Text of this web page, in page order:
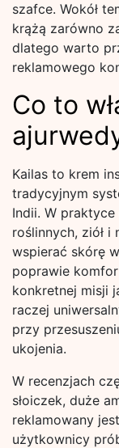
szafce. Wokół
krążą zarówno
dlatego warto
reklamowego
Co to
Kailas to krem
tradycyjnym
Indii. W praktyce
roślinnych, ziół
wspierać skórę
poprawie
konkretnej misji
raczej
przy
ukojenia.
W recenzjach
słoiczek, duże
reklamowany
użytkownicy